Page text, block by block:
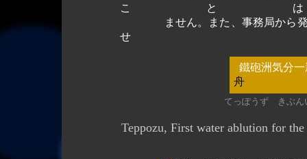
こと
ません。また、事務局から発信
せ
鐵砲洲気分
舟
てっぽうず きぶ
Teppozu, First water ablution for